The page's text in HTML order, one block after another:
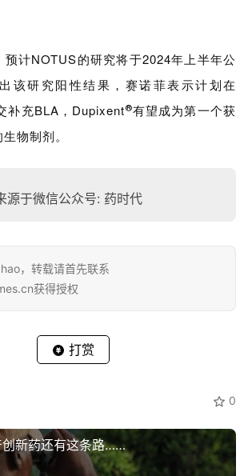
注册
计NOTUS的研究将于2024年上半年公
该研究阳性结果 ，赛诺菲表示计划在
补充BLA， Dupixent®有望成为第一个获
物制剂。
源于微信公众号: 药时代
，转载请首先联系
获得授权
打赏
0
创新药还有这条路……